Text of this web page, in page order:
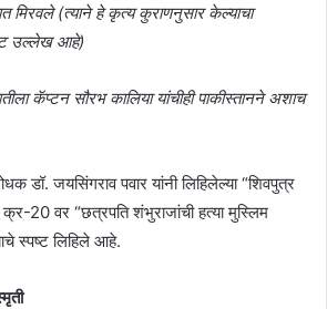
मिरवले (त्याने हे कृत्य कुराणनुसार केल्याचा
उल्लेख आहे)
कॅप्टन सौरभ कालिया यांचीही पाकीस्तानने अशाच
डॉ. जयसिंगराव पवार यांनी लिहिलेल्या “शिवपुत्र
क्र-20 वर “छत्रपति शंभुराजांची हत्या मुस्लिम
स्पष्ट लिहिले आहे.